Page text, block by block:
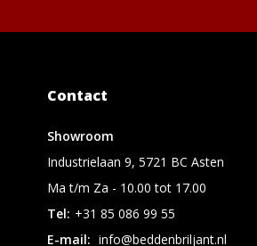
Contact
Showroom
Industrielaan 9, 5721 BC Asten
Ma t/m Za - 10.00 tot 17.00
Tel: +31 85 086 99 55
E-mail: info@beddenbriljant.nl